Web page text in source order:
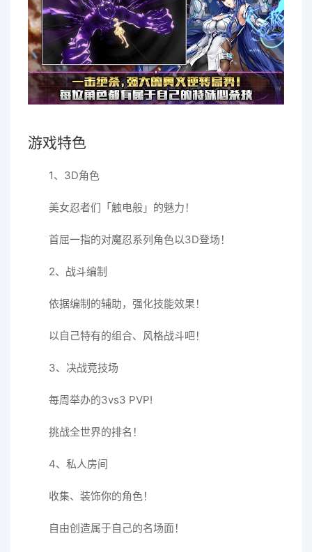
游戏特色
1、3D角色
美女忍者们「触电般」的魅力！
首屈一指的对魔忍系列角色以3D登场！
2、战斗编制
依据编制的辅助，强化技能效果！
以自己特有的组合、风格战斗吧！
3、决战竞技场
每周举办的3vs3 PVP!
挑战全世界的排名！
4、私人房间
收集、装饰你的角色！
自由创造属于自己的名场面！